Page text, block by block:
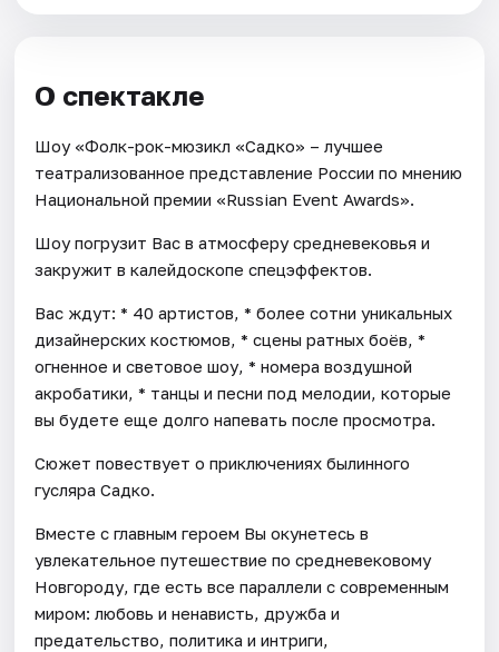
О спектакле
Шоу «Фолк-рок-мюзикл «Садко» – лучшее
театрализованное представление России по мнению
Национальной премии «Russian Event Awards».
Шоу погрузит Вас в атмосферу средневековья и
закружит в калейдоскопе спецэффектов.
Вас ждут: * 40 артистов, * более сотни уникальных
дизайнерских костюмов, * сцены ратных боёв, *
огненное и световое шоу, * номера воздушной
акробатики, * танцы и песни под мелодии, которые
вы будете еще долго напевать после просмотра.
Сюжет повествует о приключениях былинного
гусляра Садко.
Вместе с главным героем Вы окунетесь в
увлекательное путешествие по средневековому
Новгороду, где есть все параллели с современным
миром: любовь и ненависть, дружба и
предательство, политика и интриги,